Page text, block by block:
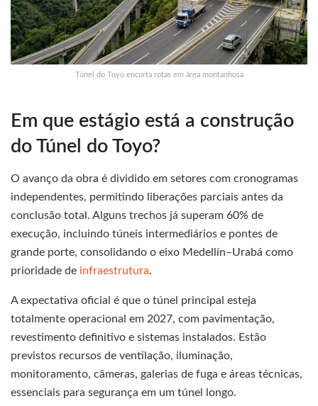
Túnel do Toyo encurta rotas em área montanhosa
Em que estágio está a construção
do Túnel do Toyo?
O avanço da obra é dividido em setores com cronogramas
independentes, permitindo liberações parciais antes da
conclusão total. Alguns trechos já superam 60% de
execução, incluindo túneis intermediários e pontes de
grande porte, consolidando o eixo Medellín–Urabá como
prioridade de infraestrutura.
A expectativa oficial é que o túnel principal esteja
totalmente operacional em 2027, com pavimentação,
revestimento definitivo e sistemas instalados. Estão
previstos recursos de ventilação, iluminação,
monitoramento, câmeras, galerias de fuga e áreas técnicas,
essenciais para segurança em um túnel longo.